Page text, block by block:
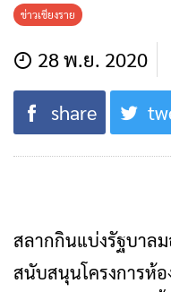
ข่าวเชียงราย
28 พ.ย. 2020
share
สลากกินแบ่งรัฐบาล
สนับสนุนโครงการห้อ